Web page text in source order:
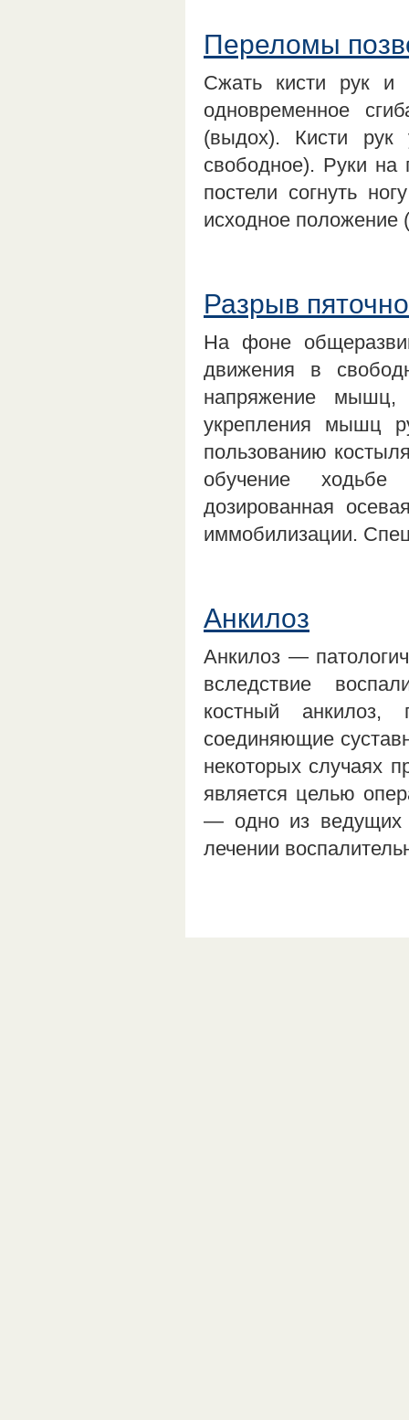
Переломы
Сжать кисти рук и
одновременное
(выдох). Кисти рук
свободное). Руки
постели согнуть
исходное
Разрыв
На фоне
движения в
напряжение мышц,
укрепления мышц
пользованию
обучение ходьбе
дозированная
иммобилизации.
Анкилоз
Анкилоз —
вследствие
костный анкилоз,
соединяющие
некоторых случаях
является целью
— одно из ведущих
лечении